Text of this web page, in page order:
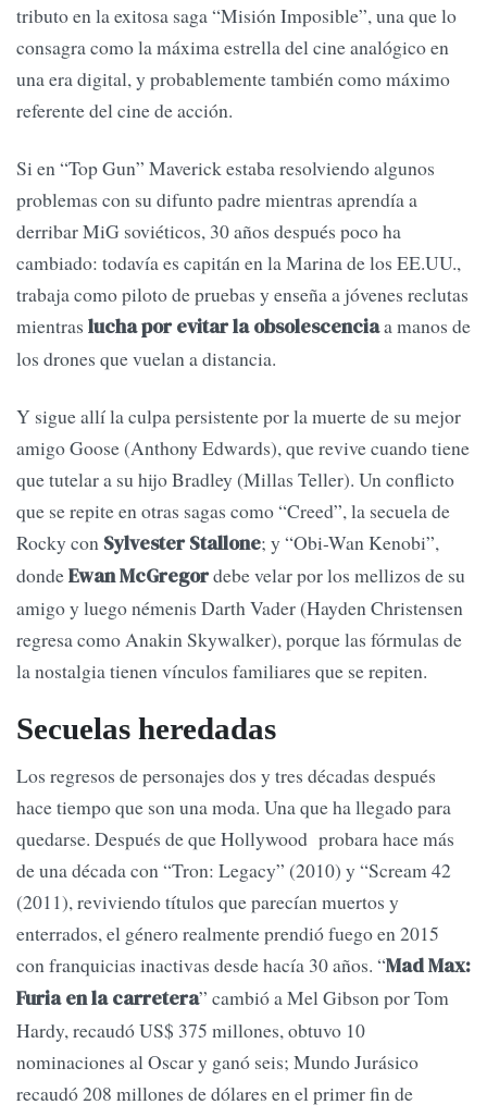
tributo en la exitosa saga “Misión Imposible”, una que lo
consagra como la máxima estrella del cine analógico en
una era digital, y probablemente también como máximo
referente del cine de acción.
Si en “Top Gun” Maverick estaba resolviendo algunos
problemas con su difunto padre mientras aprendía a
derribar MiG soviéticos, 30 años después poco ha
cambiado: todavía es capitán en la Marina de los EE.UU.,
trabaja como piloto de pruebas y enseña a jóvenes reclutas
mientras lucha por evitar la obsolescenciaa manos de
los drones que vuelan a distancia.
Y sigue allí la culpa persistente por la muerte de su mejor
amigo Goose (Anthony Edwards), que revive cuando tiene
que tutelar a su hijo Bradley (Millas Teller). Un conflicto
que se repite en otras sagas como “Creed”, la secuela de
Rocky con Sylvester Stallone; y “Obi-Wan Kenobi”,
dondeEwan McGregordebe velar por los mellizos de su
amigo y luego némenis Darth Vader (Hayden Christensen
regresa como Anakin Skywalker), porque las fórmulas de
la nostalgia tienen vínculos familiares que se repiten.
Secuelas heredadas
Los regresos de personajes dos y tres décadas después
hace tiempo que son una moda. Una que ha llegado para
quedarse. Después de que Hollywood probara hace más
de una década con “Tron: Legacy” (2010) y “Scream 42
(2011), reviviendo títulos que parecían muertos y
enterrados, el género realmente prendió fuego en 2015
con franquicias inactivas desde hacía 30 años. “Mad Max:
Furia en la carretera” cambió a Mel Gibson por Tom
Hardy, recaudó US$ 375 millones, obtuvo 10
nominaciones al Oscar y ganó seis; Mundo Jurásico
recaudó 208 millones de dólares en el primer fin de